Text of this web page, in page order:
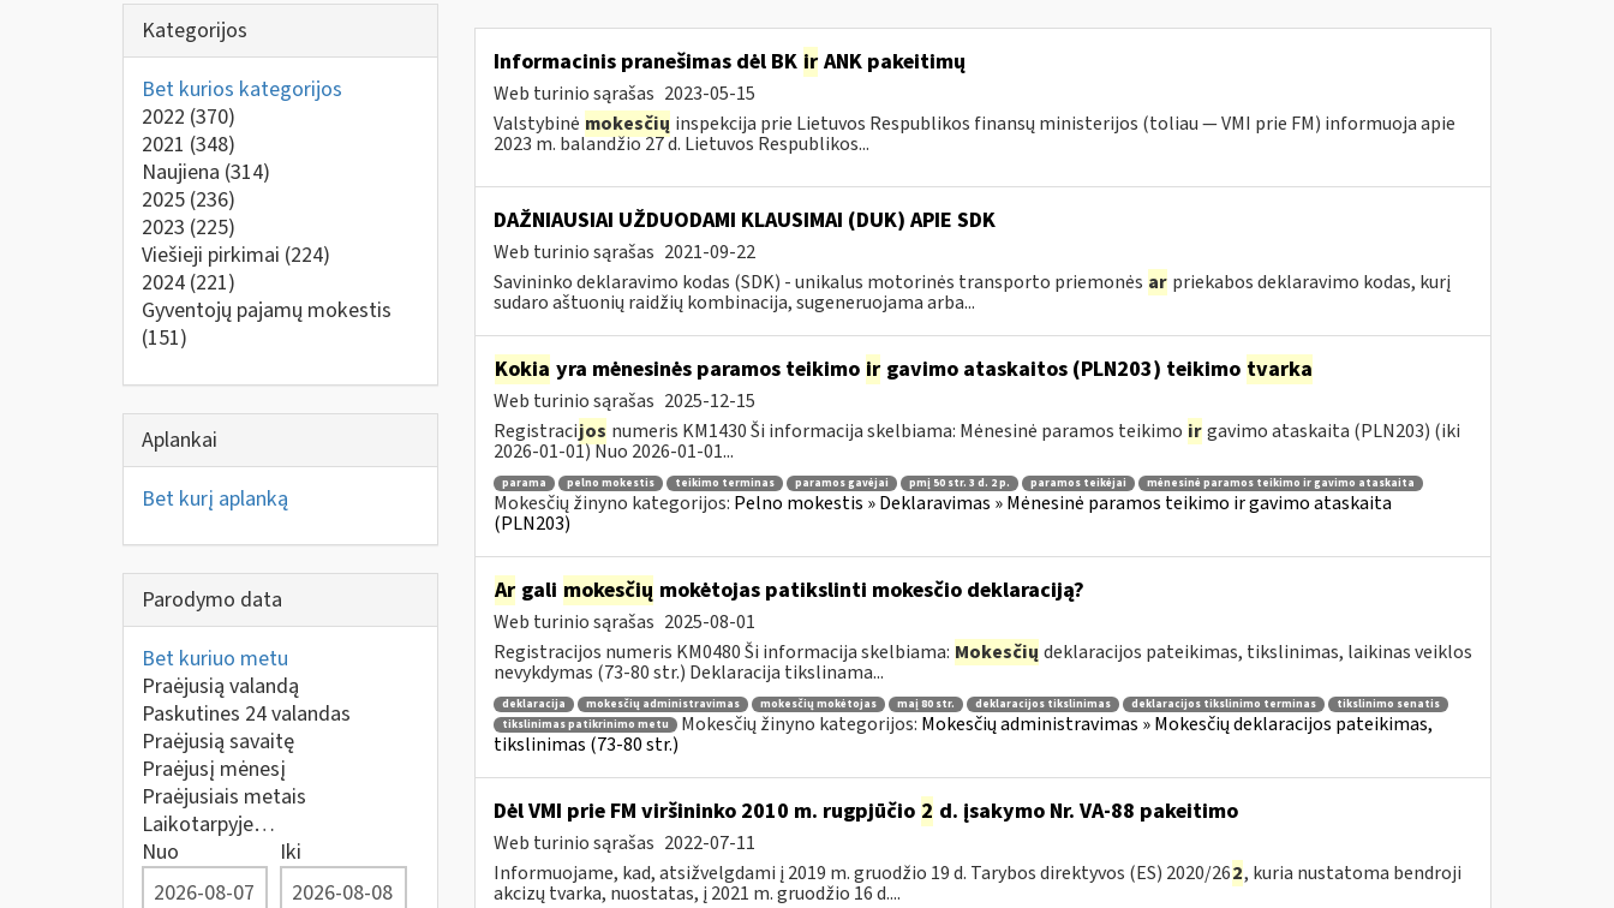
Kategorijos
Bet kurios kategorijos
2022 (370)
2021 (348)
Naujiena (314)
2025 (236)
2023 (225)
Viešieji pirkimai (224)
2024 (221)
Gyventojų pajamų mokestis
(151)
Aplankai
Bet kurį aplanką
Parodymo data
Bet kuriuo metu
Praėjusią valandą
Paskutines 24 valandas
Praėjusią savaitę
Praėjusį mėnesį
Praėjusiais metais
Laikotarpyje…
Nuo
Iki
Informacinis pranešimas dėl BK irANK pakeitimų
Web turinio sąrašas 2023-05-15
Valstybinė mokesčių inspekcija prie Lietuvos Respublikos finansų ministerijos (toliau — VMI prie FM) informuoja apie
2023 m. balandžio 27 d. Lietuvos Respublikos...
DAŽNIAUSIAI UŽDUODAMI KLAUSIMAI (DUK) APIE SDK
Web turinio sąrašas 2021-09-22
Savininko deklaravimo kodas (SDK) - unikalus motorinės transporto priemonės ar priekabos deklaravimo kodas, kurį
sudaro aštuonių raidžių kombinacija, sugeneruojama arba...
Kokia yra mėnesinės paramos teikimo irgavimo ataskaitos (PLN203) teikimo tvarka
Web turinio sąrašas 2025-12-15
Registracijos numeris KM1430 Ši informacija skelbiama: Mėnesinė paramos teikimo ir gavimo ataskaita (PLN203) (iki
2026-01-01) Nuo 2026-01-01...
parama pelno mokestis teikimo terminas paramos gavėjai pmį 50 str. 3 d. 2 p. paramos teikėjai mėnesinė paramos teikimo ir gavimo ataskaita
Mokesčių žinyno kategorijos: Pelno mokestis » Deklaravimas » Mėnesinė paramos teikimo ir gavimo ataskaita
(PLN203)
Argali mokesčių mokėtojas patikslinti mokesčio deklaraciją?
Web turinio sąrašas 2025-08-01
Registracijos numeris KM0480 Ši informacija skelbiama: Mokesčių deklaracijos pateikimas, tikslinimas, laikinas veiklos
nevykdymas (73-80 str.) Deklaracija tikslinama...
deklaracija mokesčių administravimas mokesčių mokėtojas maį 80 str. deklaracijos tikslinimas deklaracijos tikslinimo terminas
tikslinimo senatis
tikslinimas patikrinimo metu
Mokesčių žinyno kategorijos: Mokesčių administravimas » Mokesčių deklaracijos pateikimas,
tikslinimas (73-80 str.)
Dėl VMI prie FM viršininko 2010 m. rugpjūčio 2 d. įsakymo Nr. VA-88 pakeitimo
Web turinio sąrašas 2022-07-11
Informuojame, kad, atsižvelgdami į 2019 m. gruodžio 19 d. Tarybos direktyvos (ES) 2020/262, kuria nustatoma bendroji
akcizų tvarka, nuostatas, į 2021 m. gruodžio 16 d....